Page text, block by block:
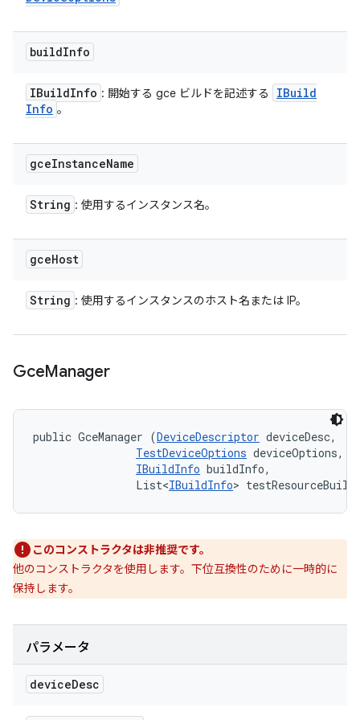
buildInfo
IBuildInfo : 開始する gce ビルドを記述する
IBuild
Info 。
gceInstanceName
String : 使用するインスタンス名。
gceHost
String : 使用するインスタンスのホスト名または IP。
GceManager
public GceManager (DeviceDescriptor deviceDesc,
TestDeviceOptions deviceOptions,
IBuildInfo buildInfo,
                List<
IBuildInfo>
このコンストラクタは非推奨です。
他のコンストラクタを使用します。下位互換性のために一時的に
保持します。
パラメータ
deviceDesc